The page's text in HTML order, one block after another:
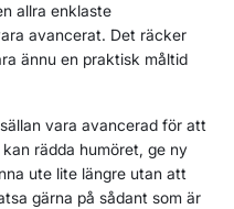
allra enklaste
avancerat. Det räcker
ännu en praktisk måltid
vara avancerad för att
kan rädda humöret, ge ny
ute lite längre utan att
gärna på sådant som är